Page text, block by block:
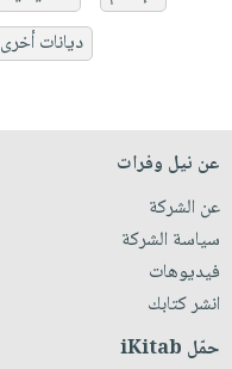
ديانات أخرى
عن نيل وفرات
عن الشركة
سياسة الشركة
فيديوهات
انشر كتابك
حمّل iKitab